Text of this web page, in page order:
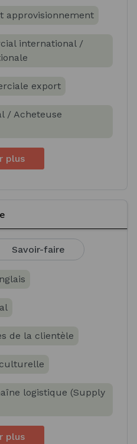
approvisionnement
international /
export
/ Acheteuse
plus
Savoir-faire
de la clientèle
logistique (Supply
plus